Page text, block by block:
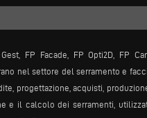
FP Facade, FP Opti2D, FP
nel settore del serramento e
progettazione, acquisti,
e il calcolo dei serramenti,